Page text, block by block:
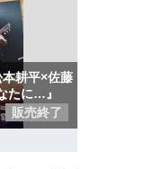
耕平×佐藤
たに…』
販売終了